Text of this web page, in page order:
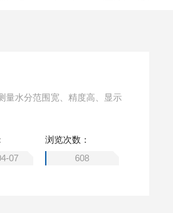
量水分范围宽、精度高、显示
07
浏览次数：
608